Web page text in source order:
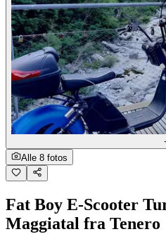
Alle 8 fotos
Fat Boy E-Scooter
Maggiatal fra Tenero